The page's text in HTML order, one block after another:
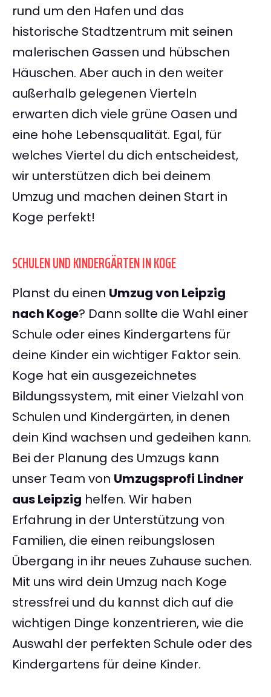
rund um den Hafen und das
historische Stadtzentrum mit seinen
malerischen Gassen und hübschen
Häuschen. Aber auch in den weiter
außerhalb gelegenen Vierteln
erwarten dich viele grüne Oasen und
eine hohe Lebensqualität. Egal, für
welches Viertel du dich entscheidest,
wir unterstützen dich bei deinem
Umzug und machen deinen Start in
Koge perfekt!
SCHULEN UND KINDERGÄRTEN IN KOGE
Planst du einen Umzug von Leipzig
nach Koge? Dann sollte die Wahl einer
Schule oder eines Kindergartens für
deine Kinder ein wichtiger Faktor sein.
Koge hat ein ausgezeichnetes
Bildungssystem, mit einer Vielzahl von
Schulen und Kindergärten, in denen
dein Kind wachsen und gedeihen kann.
Bei der Planung des Umzugs kann
unser Team von Umzugsprofi Lindner
aus Leipzig helfen. Wir haben
Erfahrung in der Unterstützung von
Familien, die einen reibungslosen
Übergang in ihr neues Zuhause suchen.
Mit uns wird dein Umzug nach Koge
stressfrei und du kannst dich auf die
wichtigen Dinge konzentrieren, wie die
Auswahl der perfekten Schule oder des
Kindergartens für deine Kinder.